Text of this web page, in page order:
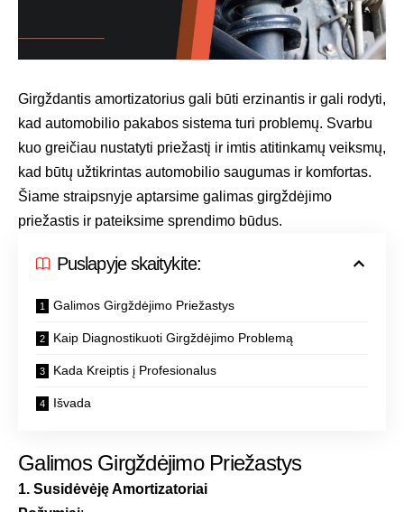
Girgždantis amortizatorius gali būti erzinantis ir gali rodyti,
kad automobilio pakabos sistema turi problemų. Svarbu
kuo greičiau nustatyti priežastį ir imtis atitinkamų veiksmų,
kad būtų užtikrintas automobilio saugumas ir komfortas.
Šiame straipsnyje aptarsime galimas girgždėjimo
priežastis ir pateiksime sprendimo būdus.
Puslapyje skaitykite:
Galimos Girgždėjimo Priežastys
Kaip Diagnostikuoti Girgždėjimo Problemą
Kada Kreiptis į Profesionalus
Išvada
Galimos Girgždėjimo Priežastys
1. Susidėvėję Amortizatoriai